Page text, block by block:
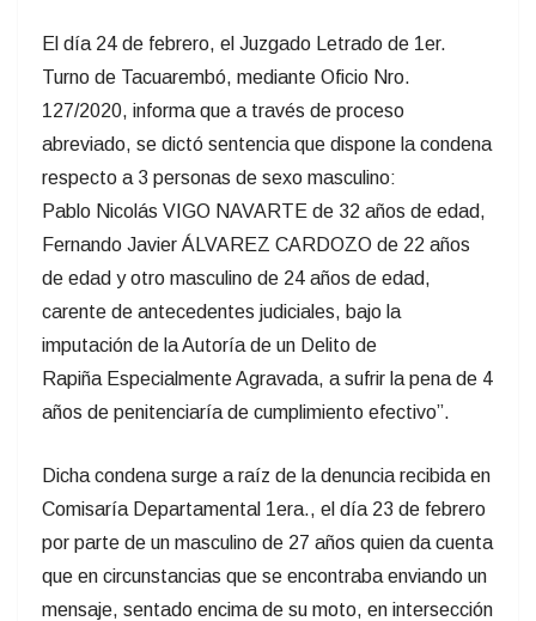
El día 24 de febrero, el Juzgado Letrado de 1er.
Turno de Tacuarembó, mediante Oficio Nro.
127/2020, informa que a través de proceso
abreviado, se dictó sentencia que dispone la condena
respecto a 3 personas de sexo masculino:
Pablo Nicolás VIGO NAVARTE de 32 años de edad,
Fernando Javier ÁLVAREZ CARDOZO de 22 años
de edad y otro masculino de 24 años de edad,
carente de antecedentes judiciales, bajo la
imputación de la Autoría de un Delito de
Rapiña Especialmente Agravada, a sufrir la pena de 4
años de penitenciaría de cumplimiento efectivo”.
Dicha condena surge a raíz de la denuncia recibida en
Comisaría Departamental 1era., el día 23 de febrero
por parte de un masculino de 27 años quien da cuenta
que en circunstancias que se encontraba enviando un
mensaje, sentado encima de su moto, en intersección